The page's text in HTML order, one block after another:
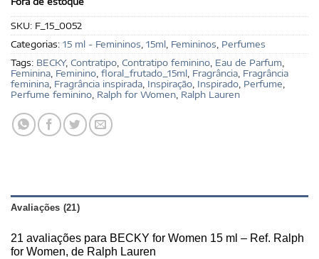
SKU: F_15_0052
Categorias: 15 ml - Femininos, 15ml, Femininos, Perfumes
Tags: BECKY, Contratipo, Contratipo feminino, Eau de Parfum,
Feminina, Feminino, floral_frutado_15ml, Fragrância, Fragrância
feminina, Fragrância inspirada, Inspiração, Inspirado, Perfume,
Perfume feminino, Ralph for Women, Ralph Lauren
Avaliações (21)
21 avaliações para BECKY for Women 15 ml – Ref. Ralph
for Women, de Ralph Lauren